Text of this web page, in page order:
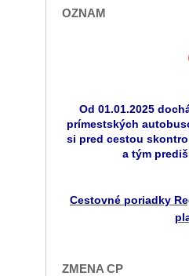
OZNAM
Od 01.01.2025
prímestských
si pred cestou
a tým
Cestovné poriadky
ZMENA CP